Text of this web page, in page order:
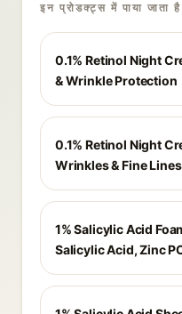
इन प्रोडक्ट्स में पाया जाता है
0.1% Retinol Night
& Wrinkle Protection
0.1% Retinol Night
Wrinkles & Fine Lines
1% Salicylic Acid
Salicylic Acid, Zinc